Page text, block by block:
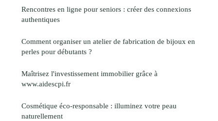
Rencontres en ligne pour seniors : créer des connexions
authentiques
Comment organiser un atelier de fabrication de bijoux en
perles pour débutants ?
Maîtrisez l'investissement immobilier grâce à
www.aidescpi.fr
Cosmétique éco-responsable : illuminez votre peau
naturellement